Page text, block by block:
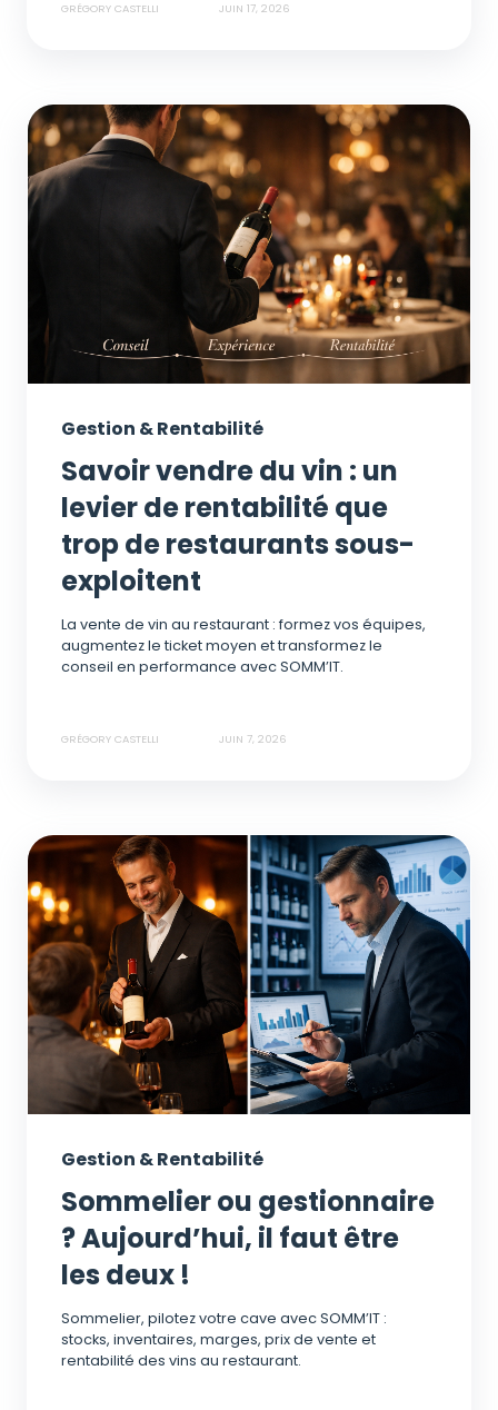
GRÉGORY CASTELLI JUIN 17, 2026
Gestion & Rentabilité
Savoir vendre du vin : un
levier de rentabilité que
trop de restaurants sous-
exploitent
La vente de vin au restaurant : formez vos équipes,
augmentez le ticket moyen et transformez le
conseil en performance avec SOMM’IT.
GRÉGORY CASTELLI JUIN 7, 2026
Gestion & Rentabilité
Sommelier ou gestionnaire
? Aujourd’hui, il faut être
les deux !
Sommelier, pilotez votre cave avec SOMM’IT :
stocks, inventaires, marges, prix de vente et
rentabilité des vins au restaurant.